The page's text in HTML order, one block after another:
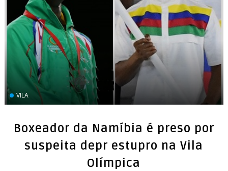
VILA
Boxeador da Namíbia é preso por
suspeita depr estupro na Vila
Olímpica